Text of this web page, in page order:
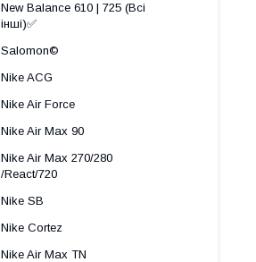
New Balance 610 | 725 (Всі
інші)✅
Salomon©️
Nike ACG
Nike Air Force
Nike Air Max 90
Nike Air Max 270/280
/React/720
Nike SB
Nike Cortez
Nike Air Max TN